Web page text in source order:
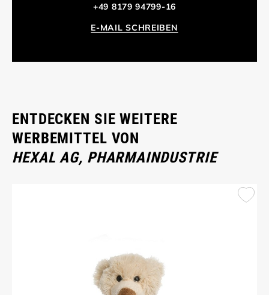
+49 8179 94799-16
E-MAIL SCHREIBEN
ENTDECKEN SIE WEITERE
WERBEMITTEL VON
HEXAL AG, PHARMAINDUSTRIE